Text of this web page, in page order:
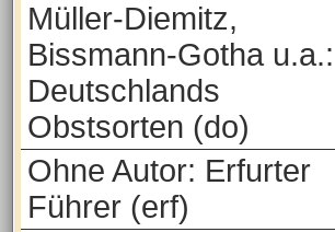
Müller-Diemitz,
Bissmann-Gotha u.a.:
Deutschlands
Obstsorten (do)
Ohne Autor: Erfurter
Führer (erf)